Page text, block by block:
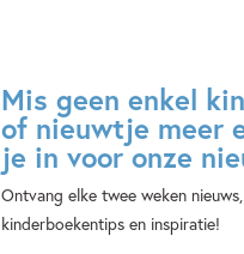
Mis geen enkel
of nieuwtje meer
je in voor onze
Ontvang elke twee weken nieuws,
kinderboekentips en inspiratie!